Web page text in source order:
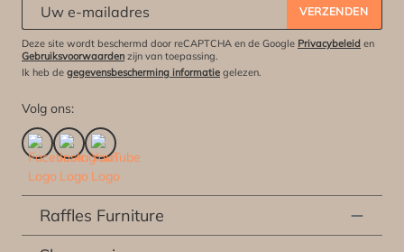
VERZENDEN
Deze site wordt beschermd door reCAPTCHA en de Google Privacybeleid en
Gebruiksvoorwaarden zijn van toepassing.
Ik heb de gegevensbescherming informatie gelezen.
Volg ons:
Raffles Furniture